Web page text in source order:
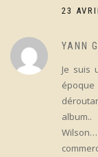
23
YANN
Je suis